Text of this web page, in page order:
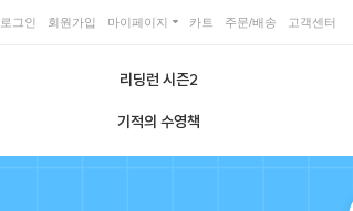
로그인 회원가입 마이페이지 카트 주문/배송 고객센터
리딩런 시즌2
기적의 수영책